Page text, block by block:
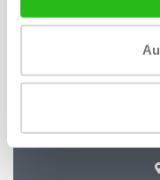
Leerdam
Geöffnet Mittwoch